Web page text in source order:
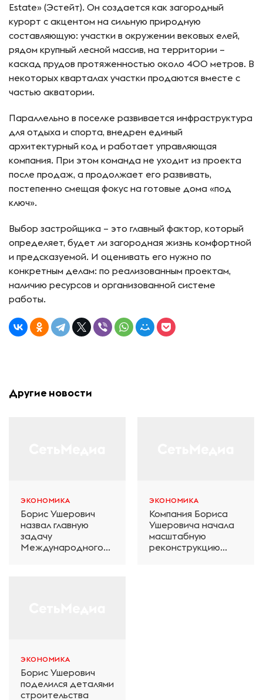
Estate» (Эстейт). Он создается как загородный
курорт с акцентом на сильную природную
составляющую: участки в окружении вековых елей,
рядом крупный лесной массив, на территории –
каскад прудов протяженностью около 400 метров. В
некоторых кварталах участки продаются вместе с
частью акватории.
Параллельно в поселке развивается инфраструктура
для отдыха и спорта, внедрен единый
архитектурный код и работает управляющая
компания. При этом команда не уходит из проекта
после продаж, а продолжает его развивать,
постепенно смещая фокус на готовые дома «под
ключ».
Выбор застройщика – это главный фактор, который
определяет, будет ли загородная жизнь комфортной
и предсказуемой. И оценивать его нужно по
конкретным делам: по реализованным проектам,
наличию ресурсов и организованной системе
работы.
Другие новости
ЭКОНОМИКА
Борис Ушерович
назвал главную
задачу
Международного
ЭКОНОМИКА
Компания Бориса
Ушеровича начала
масштабную
реконструкцию
ЭКОНОМИКА
Борис Ушерович
поделился деталями
строительства